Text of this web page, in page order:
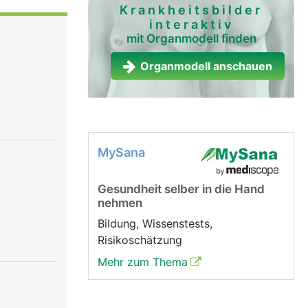
zwei
Krankheitsbilder
interaktiv
mit Organmodell finden
Organmodell anschauen
MySana
Gesundheit selber in die Hand
nehmen
Bildung, Wissenstests,
Risikoschätzung
Mehr zum Thema